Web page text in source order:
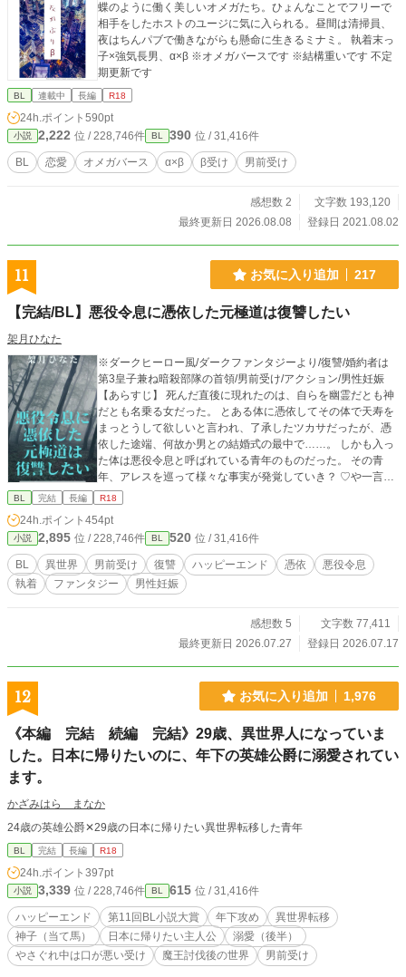
蝶のように働く美しいオメガたち。ひょんなことでフリーで
相手をしたホストのユージに気に入られる。昼間は清掃員、
夜はちんパブで働きながらも懸命に生きるミナミ。 執着末っ
子×強気長男、α×β ※オメガバースです ※結構重いです 不定
期更新です
BL 連載中 長編 R18
24h.ポイント 590pt
小説 2,222 位 / 228,746件 BL 390 位 / 31,416件
BL 恋愛 オメガバース α×β β受け 男前受け
感想数 2
文字数 193,120
最終更新日 2026.08.08
登録日 2021.08.02
11 お気に入り追加 217
【完結/BL】悪役令息に憑依した元極道は復讐したい
架月ひなた
※ダークヒーロー風/ダークファンタジーより/復讐/婚約者は
第3皇子兼ね暗殺部隊の首領/男前受け/アクション/男性妊娠
【あらすじ】 死んだ直後に現れたのは、自らを幽霊だとも神
だとも名乗る女だった。 とある体に憑依してその体で天寿を
まっとうして欲しいと言われ、了承したツカサだったが、憑
依した途端、何故か男との結婚式の最中で……。 しかも入っ
た体は悪役令息と呼ばれている青年のものだった。 その青
年、アレスを巡って様々な事実が発覚していき？ ♡や一言コ
メ（長文コメも大歓迎🙏✨)で応援していただけると嬉しいで
BL 完結 長編 R18
24h.ポイント 454pt
小説 2,895 位 / 228,746件 BL 520 位 / 31,416件
BL 異世界 男前受け 復讐 ハッピーエンド 憑依
悪役令息
執着
ファンタジー 男性妊娠
感想数 5
文字数 77,411
最終更新日 2026.07.27
登録日 2026.07.17
12 お気に入り追加 1,976
《本編 完結 続編 完結》29歳、異世界人になっていま
した。日本に帰りたいのに、年下の英雄公爵に溺愛されてい
ます。
かざみはら まなか
24歳の英雄公爵✕29歳の日本に帰りたい異世界転移した青年
BL 完結 長編 R18
24h.ポイント 397pt
小説 3,339 位 / 228,746件 BL 615 位 / 31,416件
ハッピーエンド 第11回BL小説大賞 年下攻め
異世界転移
神子（当て馬）
日本に帰りたい主人公
溺愛（後半）
やさぐれ中は口が悪い受け
魔王討伐後の世界 男前受け